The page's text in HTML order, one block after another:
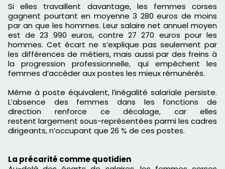
Si elles travaillent davantage, les femmes corses
gagnent pourtant en moyenne 3 280 euros de moins
par an que les hommes. Leur salaire net annuel moyen
est de 23 990 euros, contre 27 270 euros pour les
hommes. Cet écart ne s’explique pas seulement par
les différences de métiers, mais aussi par des freins à
la progression professionnelle, qui empêchent les
femmes d’accéder aux postes les mieux rémunérés.
Même à poste équivalent, l’inégalité salariale persiste.
L’absence des femmes dans les fonctions de
direction renforce ce décalage, car elles
restent largement sous-représentées parmi les cadres
dirigeants, n’occupant que 26 % de ces postes.
La précarité comme quotidien